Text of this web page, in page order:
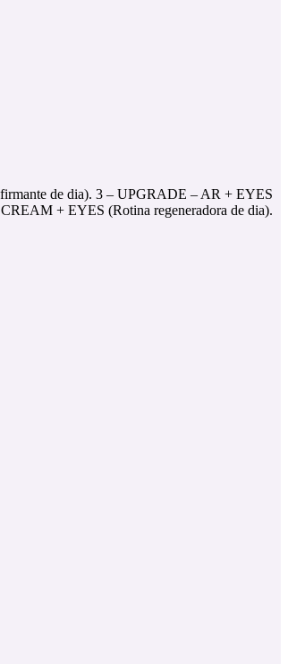
de dia). 3 – UPGRADE – AR + EYES
+ EYES (Rotina regeneradora de dia).